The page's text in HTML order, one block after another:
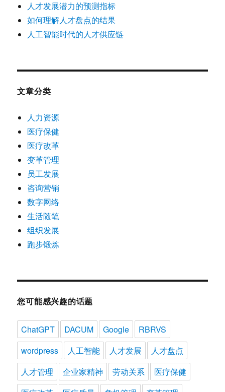
人才发展潜力的预测指标
如何理解人才盘点的结果
人工智能时代的人才供应链
文章分类
人力资源
医疗保健
医疗改革
变革管理
员工发展
咨询营销
数字网络
生活随笔
组织发展
跑步锻炼
您可能感兴趣的话题
ChatGPT DACUM Google
RBRVS
wordpress
人工智能 人才发展
人才盘点
人才管理
企业家精神 劳动关系
医疗保健